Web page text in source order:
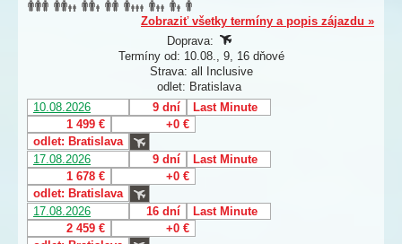
Zobraziť všetky termíny a popis zájazdu »
Doprava:
Termíny od: 10.08., 9, 16 dňové
Strava: all Inclusive
odlet: Bratislava
10.08.2026
9 dní
Last Minute
1 499 €
+0 €
odlet: Bratislava
17.08.2026
9 dní
Last Minute
1 678 €
+0 €
odlet: Bratislava
17.08.2026
16 dní
Last Minute
2 459 €
+0 €